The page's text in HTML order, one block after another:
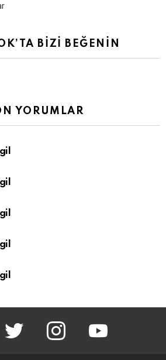
BİZİ BEĞENİN
YORUMLAR
twitter instagram youtube